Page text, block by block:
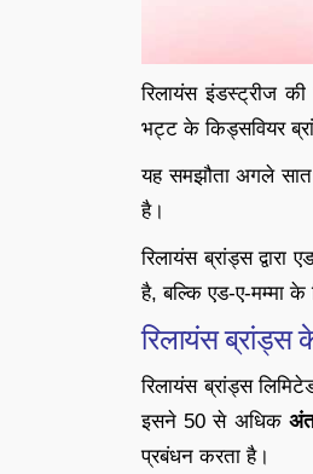
रिलायंस इंडस्ट्रीज
भट्ट के किड्सवियर
यह समझौता अगले
है।
रिलायंस ब्रांड्स
है, बल्कि एड-ए-मम्मा
रिलायंस ब्रांड्स
रिलायंस ब्रांड्स
इसने 50 से अधिक
प्रबंधन करता है।